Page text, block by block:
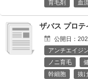
育毛剤
血
ザバス プロテ
公開日：
アンチエイジ
ノニ育毛
幹細胞
抜